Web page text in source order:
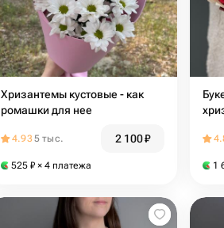
Хризантемы кустовые - как
ромашки для нее
4.935 тыс. 2 100₽
525 ₽ × 4 платежа 1